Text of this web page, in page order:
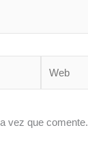
vez que comente.